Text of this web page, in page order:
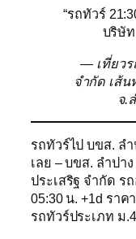
“รถทัวร์
บริษัท
— เที่ยวร
จำกัด เส้น
จ.
รถทัวร์ไป บขส. ล
เลย – บขส. ลำปา
ประเสริฐ จำกัด ร
05:30 น. +1d รา
รถทัวร์ประเภท ม